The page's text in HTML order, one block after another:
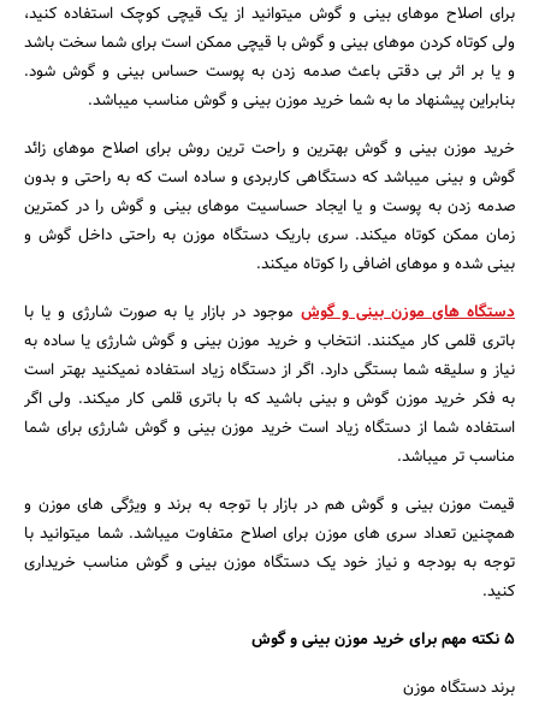
برای اصلاح موهای بینی و گوش می­توانید از یک قیچی کوچک استفاده کنید،
ولی کوتاه کردن موهای بینی و گوش با قیچی ممکن است برای شما سخت باشد
و یا بر اثر بی دقتی باعث صدمه زدن به پوست حساس بینی و گوش شود.
بنابراین پیشنهاد ما به شما خرید موزن بینی و گوش مناسب می­باشد.
خرید موزن بینی و گوش بهترین و راحت ترین روش برای اصلاح موهای زائد
گوش و بینی می­باشد که دستگاهی کاربردی و ساده است که به راحتی و بدون
صدمه زدن به پوست و یا ایجاد حساسیت موهای بینی و گوش را در کمترین
زمان ممکن کوتاه می­کند. سری باریک دستگاه موزن به راحتی داخل گوش و
بینی شده و موهای اضافی را کوتاه می­کند.
دستگاه­ های موزن بینی و گوش موجود در بازار یا به صورت شارژی و یا با
باتری قلمی کار می­کنند. انتخاب و خرید موزن بینی و گوش شارژی یا ساده به
نیاز و سلیقه شما بستگی دارد. اگر از دستگاه زیاد استفاده نمی­کنید بهتر است
به فکر خرید موزن گوش و بینی باشید که با باتری قلمی کار می­کند. ولی اگر
استفاده شما از دستگاه زیاد است خرید موزن بینی و گوش شارژی برای شما
مناسب تر می­باشد.
قیمت موزن بینی و گوش هم در بازار با توجه به برند و ویژگی­ های موزن و
همچنین تعداد سری­ های موزن برای اصلاح متفاوت می­باشد. شما می­توانید با
توجه به بودجه و نیاز خود یک دستگاه موزن بینی و گوش مناسب خریداری
کنید.
5 نکته مهم برای خرید موزن بینی و گوش
برند دستگاه موزن